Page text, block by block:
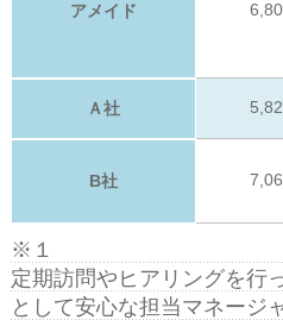
アメイド
Ａ社
B社
※１
定期訪問やヒアリングを行
として安心な担当マネージ